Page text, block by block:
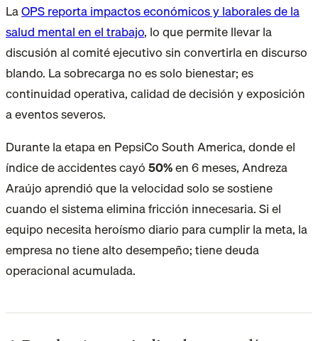
LaOPS reporta impactos económicos y laborales de la
salud mental en el trabajo, lo que permite llevar la
discusión al comité ejecutivo sin convertirla en discurso
blando. La sobrecarga no es solo bienestar; es
continuidad operativa, calidad de decisión y exposición
a eventos severos.
Durante la etapa en PepsiCo South America, dondeel
índice de accidentes cayó50%en 6 meses, Andreza
Araújo aprendió que la velocidad solo se sostiene
cuando el sistema elimina fricción innecesaria. Si el
equipo necesita heroísmo diario para cumplir la meta, la
empresa no tiene alto desempeño; tiene deuda
operacional acumulada.